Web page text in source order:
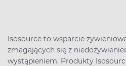
Isosource to wsparcie
zmagających się z
wystąpieniem. Produkty